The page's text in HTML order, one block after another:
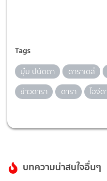
Tags
บุ๋ม ปนัดดา ดาราเดลี่
ข่าวดารา
ดารา ไอจีด
บทความน่าสนใจอื่นๆ